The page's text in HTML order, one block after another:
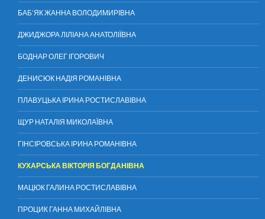
БАБ’ЯК ЖАННА ВОЛОДИМИРІВНА
ДЖИДЖОРА ЛІЛІАНА АНАТОЛІЇВНА
БОДНАР ОЛЕГ ІГОРОВИЧ
ДЕНИСЮК НАДІЯ РОМАНІВНА
ПЛАВУЦЬКА ІРИНА РОСТИСЛАВІВНА
ЩУР НАТАЛІЯ МИКОЛАЇВНА
ГІНСІРОВСЬКА ІРИНА РОМАНІВНА
КУХАРСЬКА ВІКТОРІЯ БОГДАНІВНА
МАЦЮК ГАЛИНА РОСТИСЛАВІВНА
ПРОЦИК ГАННА МИХАЙЛІВНА